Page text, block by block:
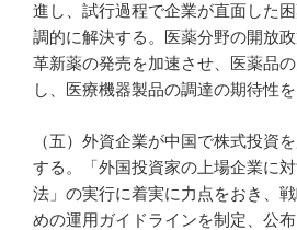
進し、試行過程で企業が直面した
調的に解決する。医薬分野の開放政
革新薬の発売を加速させ、医薬品
し、医療機器製品の調達の期待性を
（五）外資企業が中国で株式投資
する。「外国投資家の上場企業に
法」の実行に着実に力点をおき、
めの運用ガイドラインを制定、公